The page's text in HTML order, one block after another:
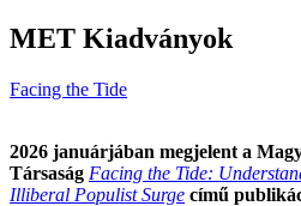
MET Kiadványok
Facing the Tide
2026 januárjában megjelent a
Társaság Facing the Tide:
Illiberal Populist Surge című